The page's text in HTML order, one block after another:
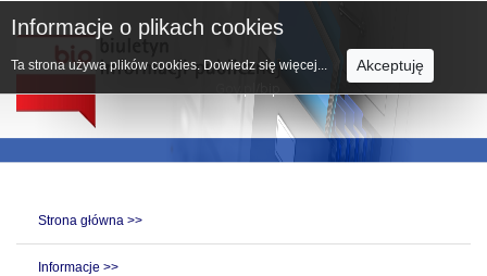
Strona główna >>
Informacje >>
Informacje o plikach cookies
Ta strona używa plików cookies. Dowiedz się więcej... Akceptuję